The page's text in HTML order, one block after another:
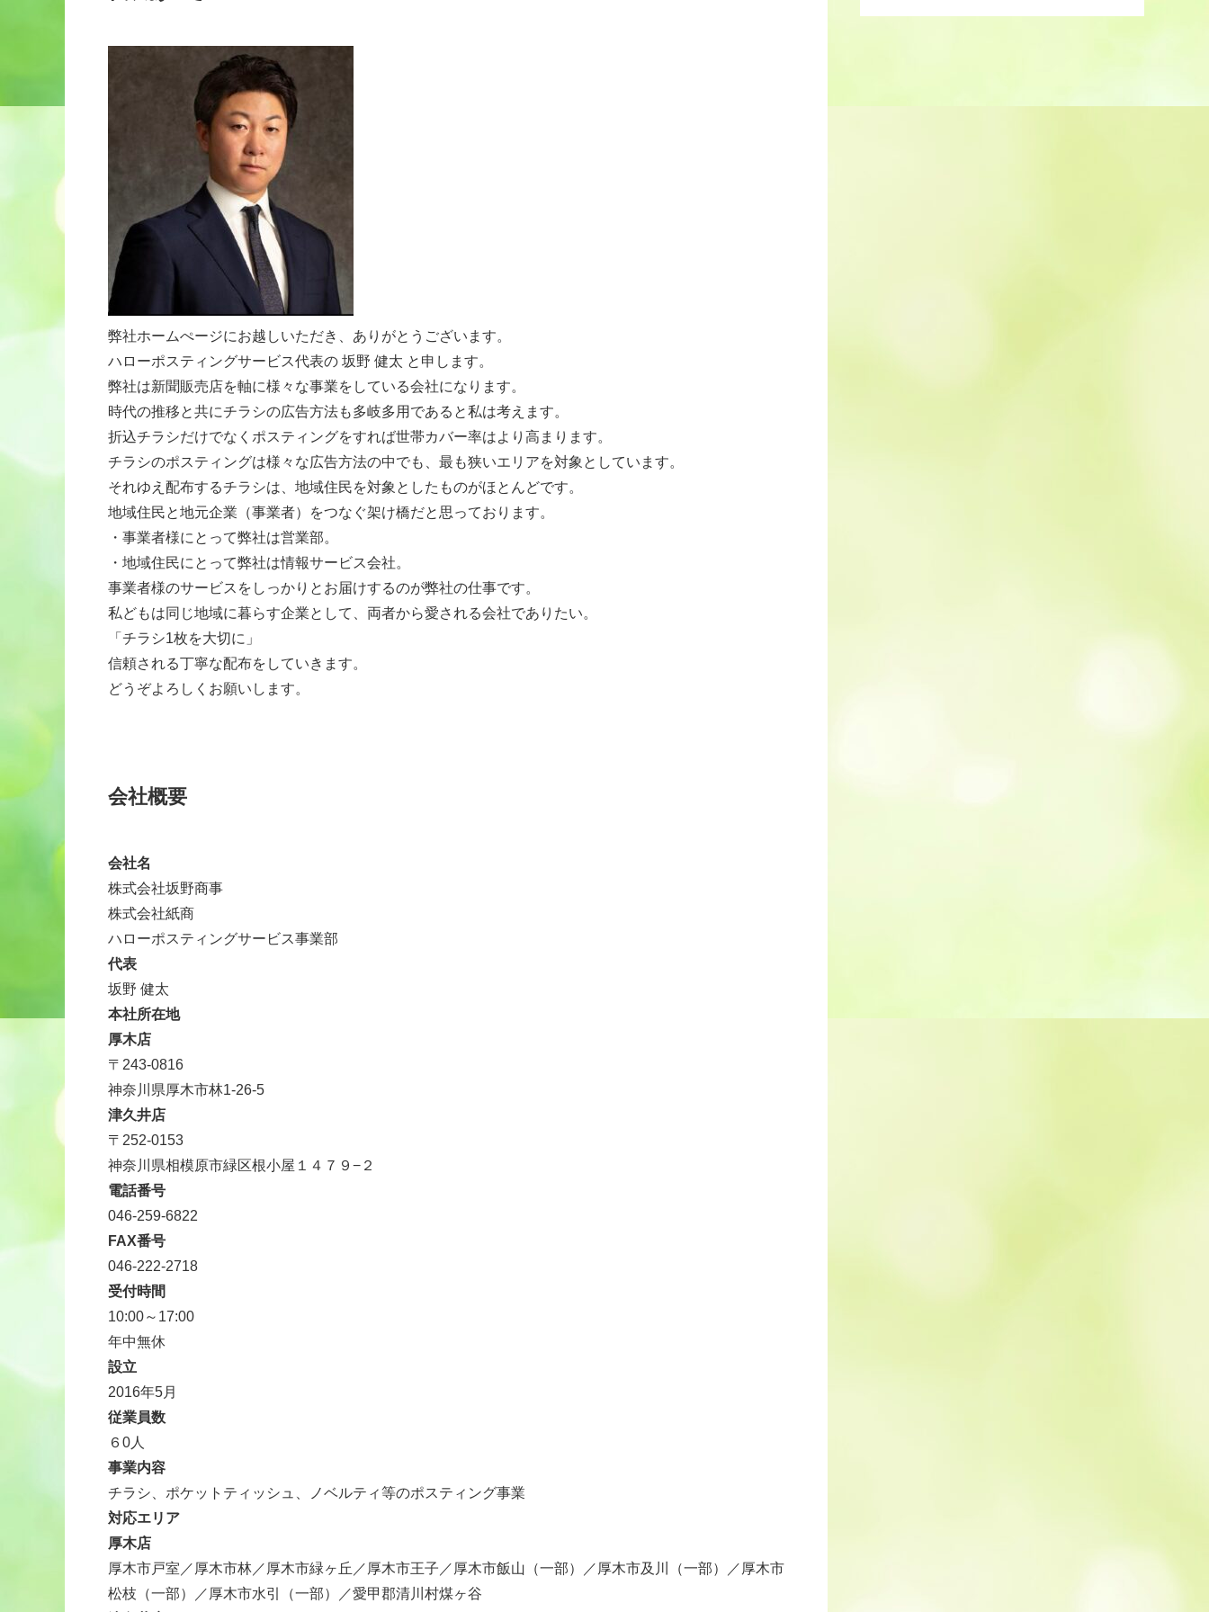
弊社ホームぺージにお越しいただき、ありがとうございます。
ハローポスティングサービス代表の 坂野 健太 と申します。
弊社は新聞販売店を軸に様々な事業をしている会社になります。
時代の推移と共にチラシの広告方法も多岐多用であると私は考えます。
折込チラシだけでなくポスティングをすれば世帯カバー率はより高まります。
チラシのポスティングは様々な広告方法の中でも、最も狭いエリアを対象としています。
それゆえ配布するチラシは、地域住民を対象としたものがほとんどです。
地域住民と地元企業（事業者）をつなぐ架け橋だと思っております。
・事業者様にとって弊社は営業部。
・地域住民にとって弊社は情報サービス会社。
事業者様のサービスをしっかりとお届けするのが弊社の仕事です。
私どもは同じ地域に暮らす企業として、両者から愛される会社でありたい。
「チラシ1枚を大切に」
信頼される丁寧な配布をしていきます。
どうぞよろしくお願いします。
会社概要
会社名
株式会社坂野商事
株式会社紙商
ハローポスティングサービス事業部
代表
坂野 健太
本社所在地
厚木店
〒243-0816
神奈川県厚木市林1-26-5
津久井店
〒 252-0153
神奈川県相模原市緑区根小屋１４７９−２
電話番号
046-259-6822
FAX番号
046-222-2718
受付時間
10:00～17:00
年中無休
設立
2016年5月
従業員数
６0人
事業内容
チラシ、ポケットティッシュ、ノベルティ等のポスティング事業
対応エリア
厚木店
厚木市戸室／厚木市林／厚木市緑ヶ丘／厚木市王子／厚木市飯山（一部）／厚木市及川（一部）／厚木市
松枝（一部）／厚木市水引（一部）／愛甲郡清川村煤ヶ谷